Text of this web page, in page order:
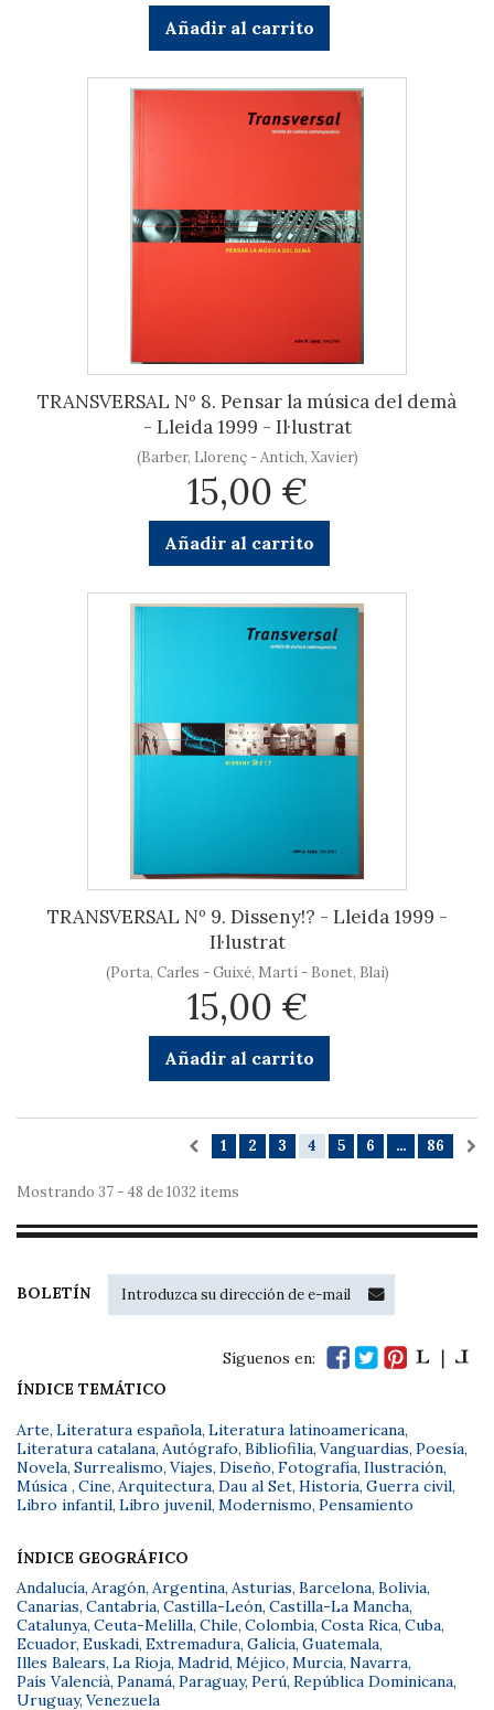
Añadir al carrito
TRANSVERSAL Nº 8. Pensar la música del demà
- Lleida 1999 - Il·lustrat
(Barber, Llorenç - Antich, Xavier)
15,00 €
Añadir al carrito
TRANSVERSAL Nº 9. Disseny!? - Lleida 1999 -
Il·lustrat
(Porta, Carles - Guixé, Martí - Bonet, Blai)
15,00 €
Añadir al carrito
1 2 3 4 5 6 ... 86
Mostrando 37 - 48 de 1032 items
BOLETÍN
Síguenos en:
ÍNDICE TEMÁTICO
Arte, Literatura española, Literatura latinoamericana,
Literatura catalana, Autógrafo, Bibliofilia, Vanguardias, Poesía,
Novela, Surrealismo, Viajes, Diseño, Fotografía, Ilustración,
Música , Cine, Arquitectura, Dau al Set, Historia, Guerra civil,
Libro infantil, Libro juvenil, Modernismo, Pensamiento
ÍNDICE GEOGRÁFICO
Andalucía, Aragón, Argentina, Asturias, Barcelona, Bolivia,
Canarias, Cantabria, Castilla-León, Castilla-La Mancha,
Catalunya, Ceuta-Melilla, Chile, Colombia, Costa Rica, Cuba,
Ecuador, Euskadi, Extremadura, Galicia, Guatemala,
Illes Balears, La Rioja, Madrid, Méjico, Murcia, Navarra,
País Valencià, Panamá, Paraguay, Perú, República Dominicana,
Uruguay, Venezuela